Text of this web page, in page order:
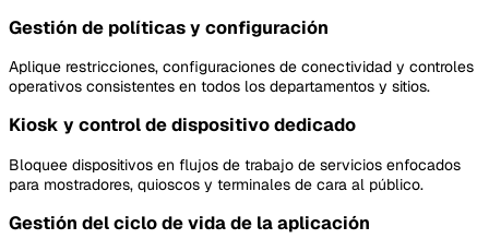
Gestión de políticas y configuración
Aplique restricciones, configuraciones de conectividad y controles
operativos consistentes en todos los departamentos y sitios.
Kiosk y control de dispositivo dedicado
Bloquee dispositivos en flujos de trabajo de servicios enfocados
para mostradores, quioscos y terminales de cara al público.
Gestión del ciclo de vida de la aplicación